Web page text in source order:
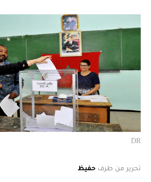
DR
تحرير من طرف حفيظ